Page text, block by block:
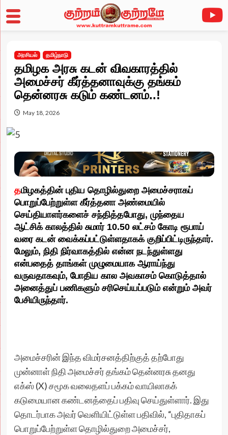
to
content
அரசியல் தமிழ்நாடு
தமிழக அரசு கடன் விவகாரத்தில்
அமைச்சர் கீர்த்தனாவுக்கு தங்கம்
தென்னரசு கடும் கண்டனம்..!
May 18, 2026
தமிழகத்தின் புதிய தொழில்துறை அமைச்சராகப்
பொறுப்பேற்றுள்ள கீர்த்தனா அண்மையில்
செய்தியாளர்களைச் சந்தித்தபோது, முந்தைய
ஆட்சிக் காலத்தில் சுமார் 10.50 லட்சம் கோடி ரூபாய்
வரை கடன் வைக்கப்பட்டுள்ளதாகக் குறிப்பிட்டிருந்தார்.
மேலும், நிதி நிர்வாகத்தில் என்ன நடந்துள்ளது
என்பதைத் தாங்கள் முழுமையாக ஆராய்ந்து
வருவதாகவும், போதிய கால அவகாசம் கொடுத்தால்
அனைத்துப் பணிகளும் சரிசெய்யப்படும் என்றும் அவர்
பேசியிருந்தார்.
அமைச்சரின் இந்த விமர்சனத்திற்குத் தற்போது
முன்னாள் நிதி அமைச்சர் தங்கம் தென்னரசு தனது
எக்ஸ் (X) சமூக வலைதளப் பக்கம் வாயிலாகக்
கடுமையான கண்டனத்தைப் பதிவு செய்துள்ளார். இது
தொடர்பாக அவர் வெளியிட்டுள்ள பதிவில், “புதிதாகப்
பொறுப்பேற்றுள்ள தொழில்துறை அமைச்சர்,